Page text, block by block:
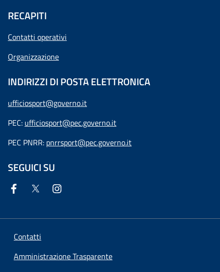
RECAPITI
Contatti operativi
Organizzazione
INDIRIZZI DI POSTA ELETTRONICA
ufficiosport@governo.it
PEC: ufficiosport@pec.governo.it
PEC PNRR: pnrrsport@pec.governo.it
SEGUICI SU
Contatti
Amministrazione Trasparente